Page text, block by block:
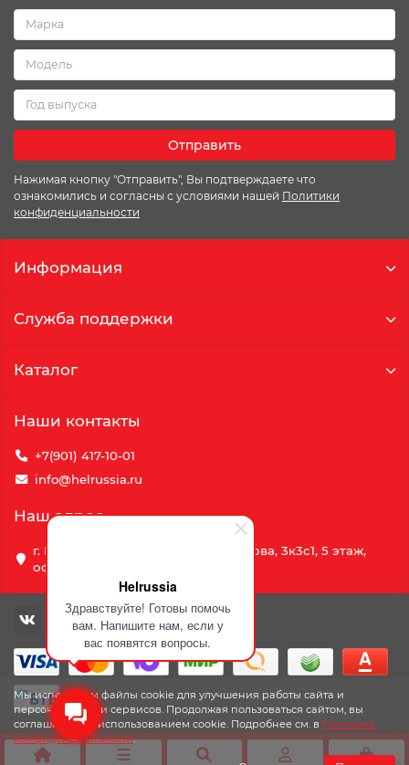
Helrussia
Здравствуйте! Готовы помочь
вам. Напишите нам, если у
вас появятся вопросы.
Мы используем файлы cookie для улучшения работы сайта и
персонализации сервисов. Продолжая пользоваться сайтом, вы
соглашаетесь с использованием cookie. Подробнее см. в Политике
конфиденциальности.
Отправить
Нажимая кнопку "Отправить", Вы подтверждаете что
ознакомились и согласны с условиями нашей Политики
конфиденциальности
Информация
Служба поддержки
Каталог
Наши контакты
+7(901) 417-10-01
info@helrussia.ru
Наш адрес
г. Москва, улица Василия Петушкова, 3к3c1, 5 этаж,
офис 69